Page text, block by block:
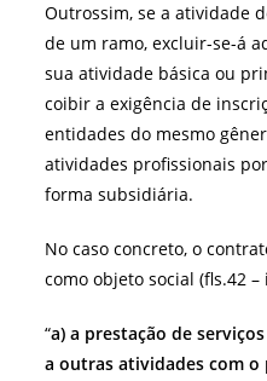
Outrossim, se a atividade
de um ramo, excluir-se-á
sua atividade básica ou
coibir a exigência de
entidades do mesmo
atividades profissionais
forma subsidiária.
No caso concreto, o
como objeto social (fls.42 –
“a) a prestação de
a outras atividades com